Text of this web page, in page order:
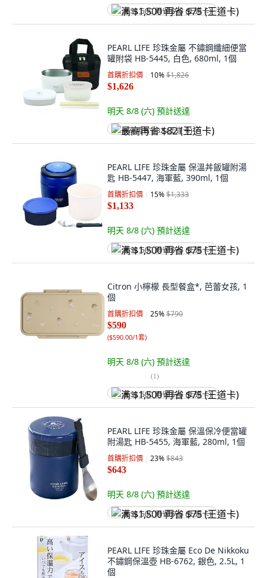
满 $1,500 再省 $75 (王道卡)
PEARL LIFE 珍珠金屬 不鏽鋼纖細便當
罐附袋 HB-5445, 白色, 680ml, 1個
首購折扣價 10%$1,826
$1,626
明天 8/8 (六) 預計送達
最高再省 $82 (王道卡)
PEARL LIFE 珍珠金屬 保溫丼飯罐附湯
匙 HB-5447, 海軍藍, 390ml, 1個
首購折扣價 15%$1,333
$1,133
明天 8/8 (六) 預計送達
满 $1,500 再省 $75 (王道卡)
Citron 小檸檬 長型餐盒*, 芭蕾女孩, 1
個
首購折扣價 25%$790
$590
($590.00/1套)
明天 8/8 (六) 預計送達
(1)
满 $1,500 再省 $75 (王道卡)
PEARL LIFE 珍珠金屬 保溫保冷便當罐
附湯匙 HB-5455, 海軍藍, 280ml, 1個
首購折扣價 23%$843
$643
明天 8/8 (六) 預計送達
满 $1,500 再省 $75 (王道卡)
PEARL LIFE 珍珠金屬 Eco De Nikkoku
不鏽鋼保溫壺 HB-6762, 銀色, 2.5L, 1
個